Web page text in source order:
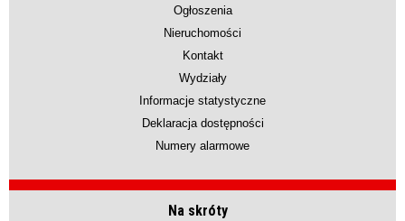
Ogłoszenia
Nieruchomości
Kontakt
Wydziały
Informacje statystyczne
Deklaracja dostępności
Numery alarmowe
Na skróty